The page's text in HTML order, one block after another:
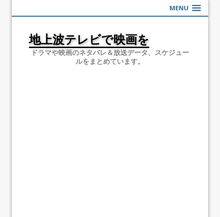
MENU
地上波テレビで映画を
ドラマや映画のネタバレ＆放送データ、スケジュー
ルをまとめています。